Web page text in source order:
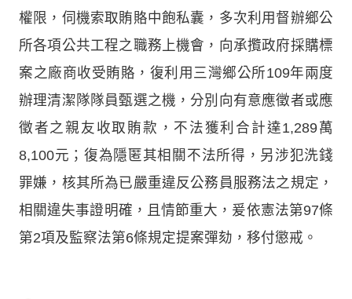
權限，伺機索取賄賂中飽私囊，多次利用督辦鄉公
所各項公共工程之職務上機會，向承攬政府採購標
案之廠商收受賄賂，復利用三灣鄉公所109年兩度
辦理清潔隊隊員甄選之機，分別向有意應徵者或應
徵者之親友收取賄款，不法獲利合計達1,289萬
8,100元；復為隱匿其相關不法所得，另涉犯洗錢
罪嫌，核其所為已嚴重違反公務員服務法之規定，
相關違失事證明確，且情節重大，爰依憲法第97條
第2項及監察法第6條規定提案彈劾，移付懲戒。